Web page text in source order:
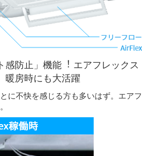
感防止」機能︕ エアフレックス
暖房時にも大活躍
に不快を感じる方も多いはず。エアフ